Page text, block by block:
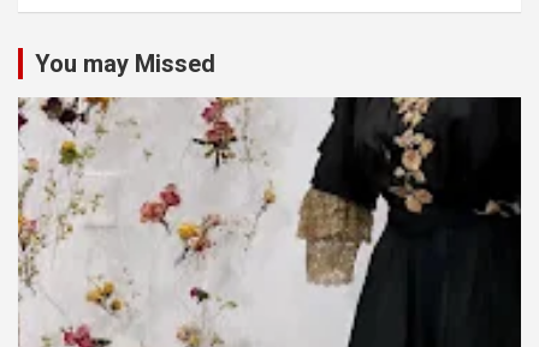
You may Missed